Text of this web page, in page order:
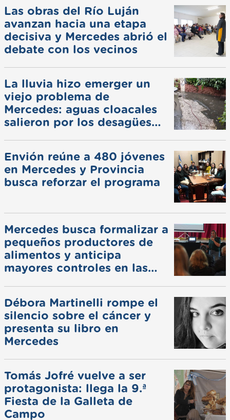
Las obras del Río Luján
avanzan hacia una etapa
decisiva y Mercedes abrió el
debate con los vecinos
La lluvia hizo emerger un
viejo problema de
Mercedes: aguas cloacales
salieron por los desagües
Envión reúne a 480 jóvenes
en Mercedes y Provincia
busca reforzar el programa
Mercedes busca formalizar a
pequeños productores de
alimentos y anticipa
mayores controles en las
Débora Martinelli rompe el
silencio sobre el cáncer y
presenta su libro en
Mercedes
Tomás Jofré vuelve a ser
protagonista: llega la 9.ª
Fiesta de la Galleta de
Campo